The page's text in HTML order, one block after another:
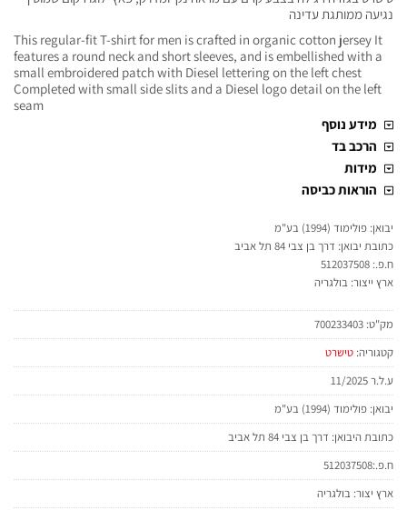
נגיעה ממותגת עדינה
This regular-fit T-shirt for men is crafted in organic cotton jersey It
features a round neck and short sleeves, and is embellished with a
small embroidered patch with Diesel lettering on the left chest
Completed with small side slits and a Diesel logo detail on the left
seam
מידע נוסף
הרכב בד
מידות
הוראות כביסה
יבואן: פולימוד (1994) בע"מ
כתובת יבואן: דרך בן צבי 84 תל אביב
ח.פ.: 512037508
ארץ ייצור: בולגריה
מק"ט: 700233403
קטגוריה: טישרט
ע.ל.ר 11/2025
יבואן: פולימוד (1994) בע"מ
כתובת היבואן: דרך בן צבי 84 תל אביב
ח.פ.:512037508
ארץ יצור: בולגריה